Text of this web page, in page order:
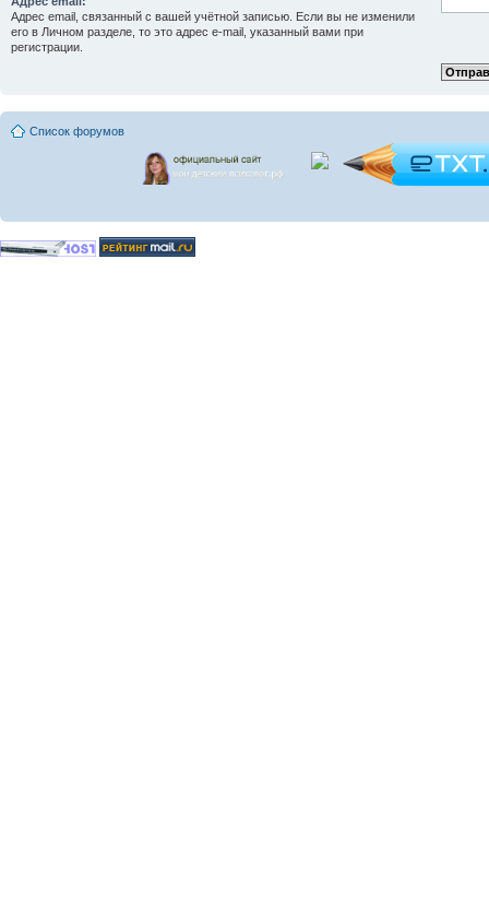
Адрес email, связанный с вашей учётной записью. Если вы не изменили
его в Личном разделе, то это адрес e-mail, указанный вами при
регистрации.
Список форумов